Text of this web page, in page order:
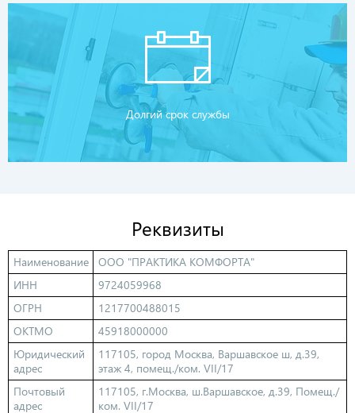
Долгий срок службы
Реквизиты
Наименование
ООО "ПРАКТИКА КОМФОРТА"
ИНН
9724059968
ОГРН
1217700488015
ОКТМО
45918000000
Юридический
адрес
117105, город Москва, Варшавское ш, д.39,
этаж 4, помещ./ком. VII/17
Почтовый
адрес
117105, г.Москва, ш.Варшавское, д.39, Помещ./
ком. VII/17